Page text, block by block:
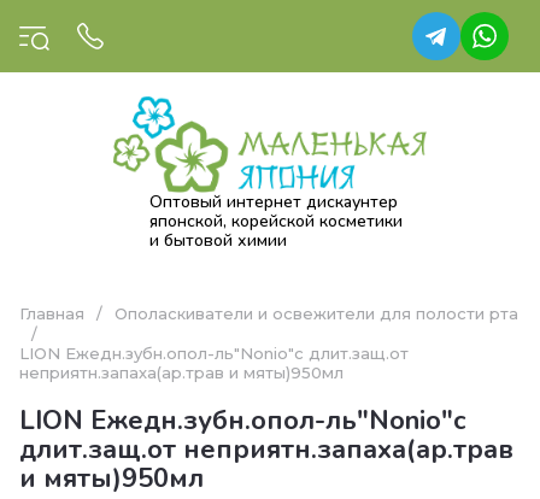
Оптовый интернет дискаунтер
японской, корейской косметики
и бытовой химии
Главная /
Ополаскиватели и освежители для полости рта
/
LION Ежедн.зубн.опол-ль"Nonio"с длит.защ.от
неприятн.запаха(ар.трав и мяты)950мл
LION Ежедн.зубн.опол-ль"Nonio"с
длит.защ.от неприятн.запаха(ар.трав
и мяты)950мл